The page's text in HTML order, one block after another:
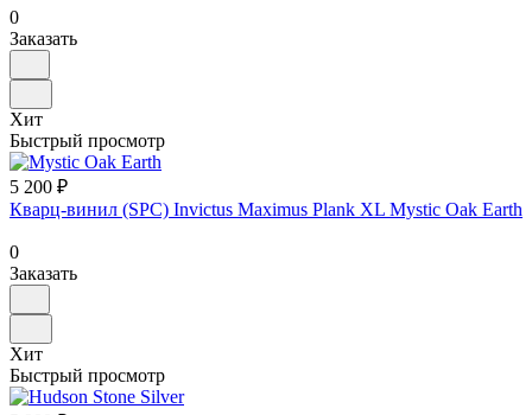
0
Заказать
Хит
Быстрый просмотр
5 200 ₽
Кварц-винил (SPC) Invictus Maximus Plank XL Mystic Oak Earth
0
Заказать
Хит
Быстрый просмотр